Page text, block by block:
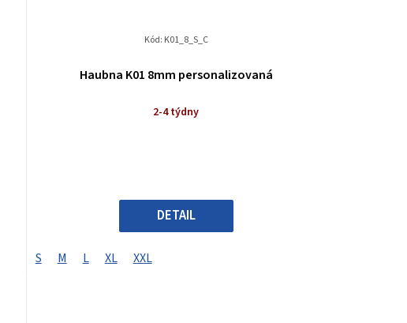
Haubna K01 8mm personalizovaná
2-4 týdny
DETAIL
S M L XL XXL
Kód: K01_8_S_C